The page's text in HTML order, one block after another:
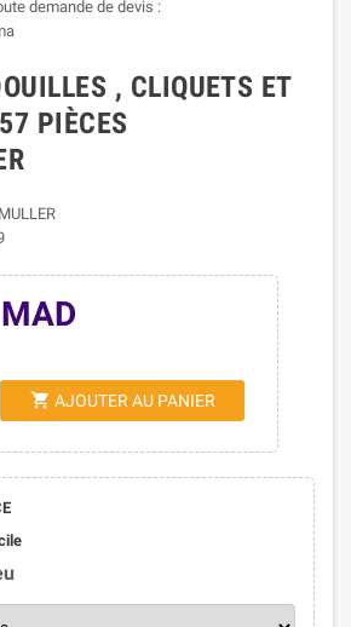
demande de devis :
, CLIQUETS ET
PIÈCES
shopping_cart AJOUTER AU PANIER